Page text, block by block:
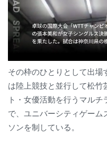
その枠のひとりとして出場
は陸上競技と並行して松竹
ト・女優活動を行うマル
で、ユニバーシティゲーム
ソンを制している。